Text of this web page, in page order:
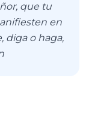
que tu
en
diga o haga,